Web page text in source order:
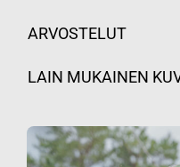
ARVOSTELUT
LAIN MUKAINEN